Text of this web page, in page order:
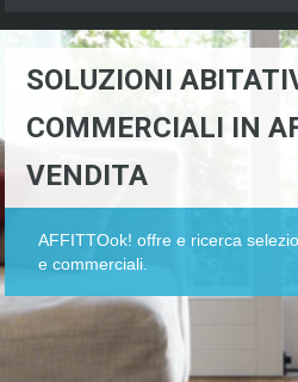
SOLUZIONI
COMMERCIALI IN
VENDITA
AFFITTOok! offre e ricerca
e commerciali.